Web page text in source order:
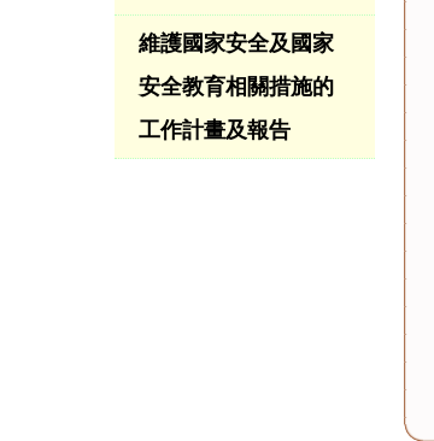
維護國家安全及國家
安全教育相關措施的
工作計畫及報告